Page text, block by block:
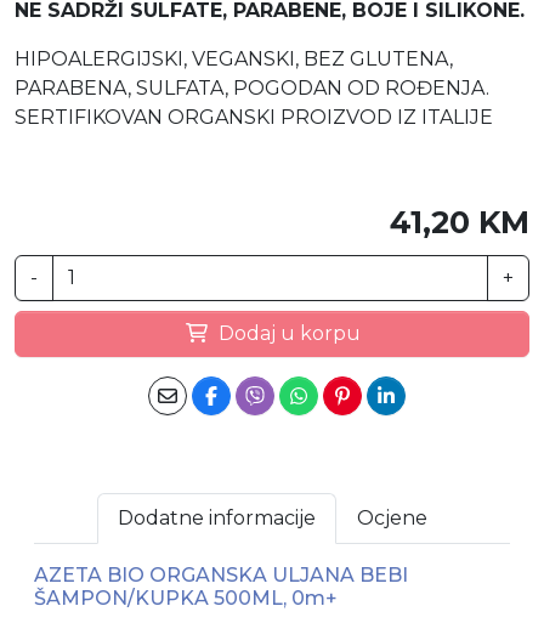
NE SADRŽI SULFATE, PARABENE, BOJE I SILIKONE.
HIPOALERGIJSKI, VEGANSKI, BEZ GLUTENA,
PARABENA, SULFATA, POGODAN OD ROĐENJA.
SERTIFIKOVAN ORGANSKI PROIZVOD IZ ITALIJE
41,20 KM
- +
Dodaj u korpu
Dodatne informacije Ocjene
AZETA BIO ORGANSKA ULJANA BEBI
ŠAMPON/KUPKA 500ML, 0m+